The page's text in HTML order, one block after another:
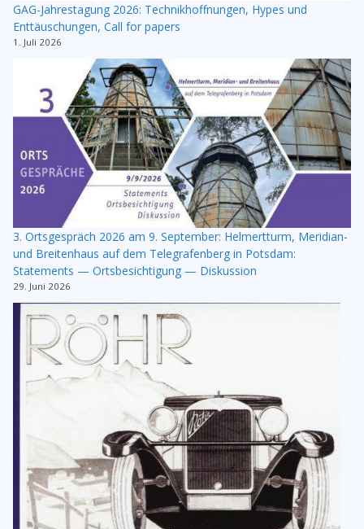
GAG-Jahrestagung 2026: Technikhoffnungen, Hypes und
Enttäuschungen, Call for papers
1. Juli 2026
3. Ortsgespräch 2026 am 9. September: Helmertturm, Meridian-
und Breitenhaus auf dem Telegrafenberg in Potsdam:
Statements — Ortsbesichtigung — Diskussion
29. Juni 2026